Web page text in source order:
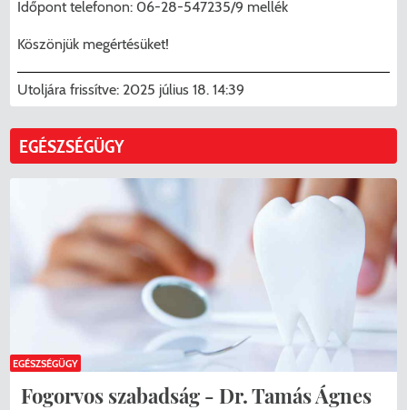
alábbi projekt vonatkozásában.
Időpont telefonon: 06-28-547235/9 mellék
Köszönjük megértésüket!
Utoljára frissítve: 2025 július 18. 14:39
EGÉSZSÉGÜGY
Fogorvos szabadság - Dr. Tamás Ágnes
EGÉSZSÉGÜGY